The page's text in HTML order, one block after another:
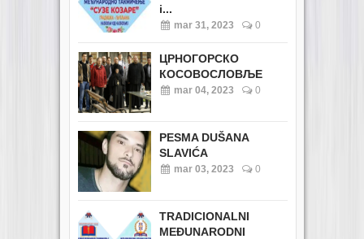
i...
mar 31, 2023 0
ЦРНОГОРСКО
КОСОВОСЛОВЉЕ
mar 04, 2023 0
PESMA DUŠANA
SLAVIĆA
mar 03, 2023 0
TRADICIONALNI
MEĐUNARODNI